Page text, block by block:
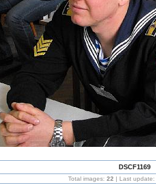
DSCF1169
Total images: 22 | Last update: